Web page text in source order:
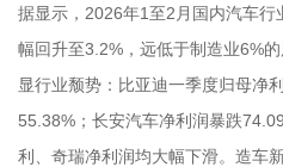
据显示，2026年1至2月国内汽车
幅回升至3.2%，远低于制造业6%
显行业颓势：比亚迪一季度归母净
55.38%；长安汽车净利润暴跌
利、奇瑞净利润均大幅下滑。造车